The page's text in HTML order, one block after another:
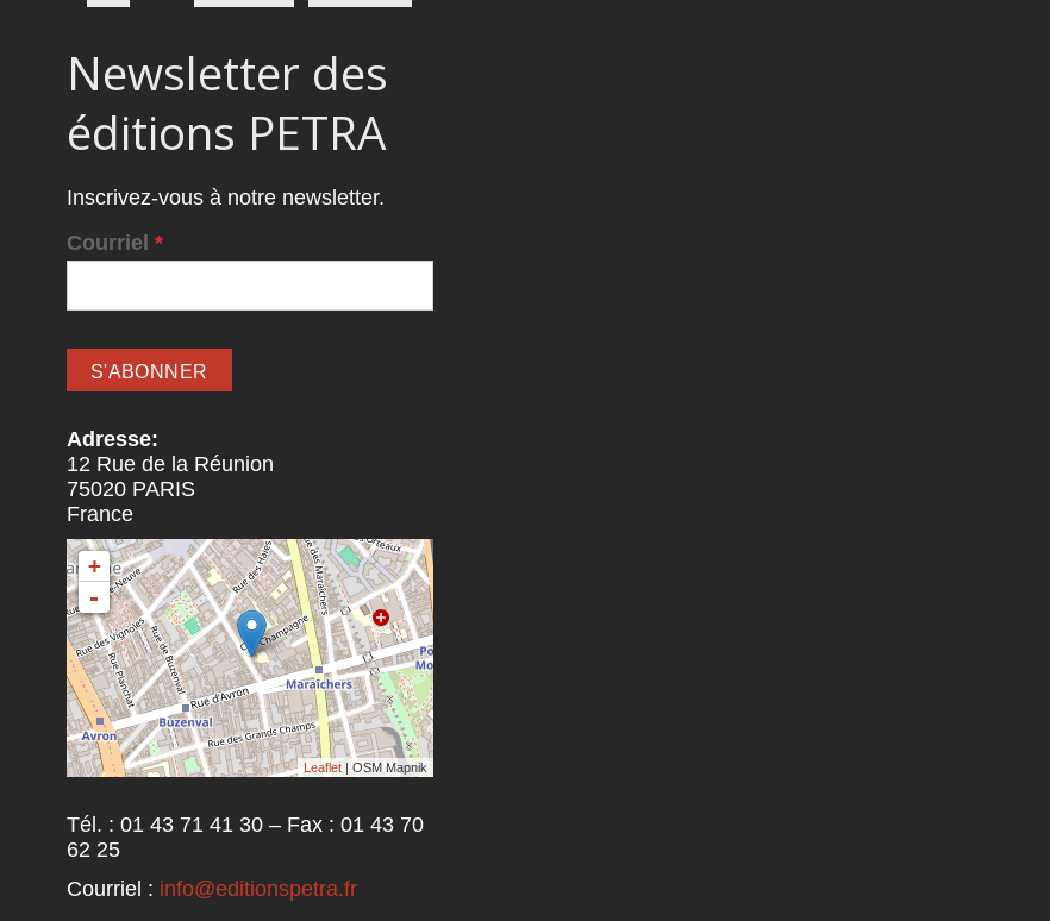
Newsletter des
éditions PETRA
Inscrivez-vous à notre newsletter.
Courriel *
Adresse:
12 Rue de la Réunion
75020 PARIS
France
+
-
Leaflet | OSM Mapnik
Tél. : 01 43 71 41 30 – Fax : 01 43 70
62 25
Courriel : info@editionspetra.fr